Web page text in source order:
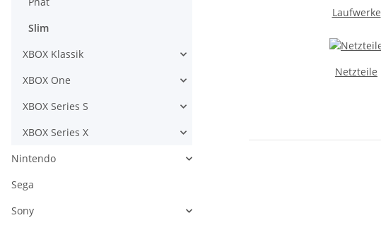
Laufwerke
Netzteile
Slim
XBOX Klassik
XBOX One
XBOX Series S
XBOX Series X
Nintendo
Sega
Sony